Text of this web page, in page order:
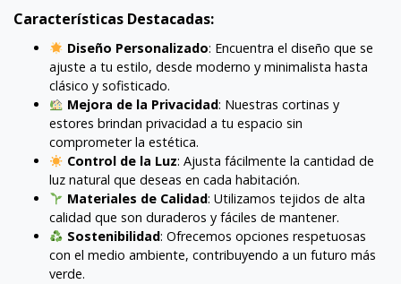
Características Destacadas:
Diseño Personalizado: Encuentra el diseño que se
ajuste a tu estilo, desde moderno y minimalista hasta
clásico y sofisticado.
Mejora de la Privacidad: Nuestras cortinas y
estores brindan privacidad a tu espacio sin
comprometer la estética.
Control de la Luz: Ajusta fácilmente la cantidad de
luz natural que deseas en cada habitación.
Materiales de Calidad: Utilizamos tejidos de alta
calidad que son duraderos y fáciles de mantener.
Sostenibilidad: Ofrecemos opciones respetuosas
con el medio ambiente, contribuyendo a un futuro más
verde.